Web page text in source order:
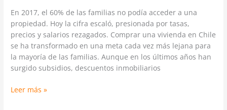
En 2017, el 60% de las familias no podía acceder a una
propiedad. Hoy la cifra escaló, presionada por tasas,
precios y salarios rezagados. Comprar una vivienda en Chile
se ha transformado en una meta cada vez más lejana para
la mayoría de las familias. Aunque en los últimos años han
surgido subsidios, descuentos inmobiliarios
Leer más »